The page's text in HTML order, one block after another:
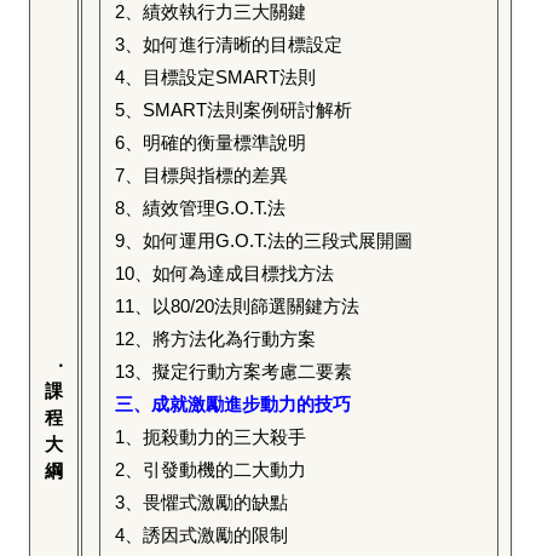
‧
課
程
大
綱
2 、績效執行力三大關鍵
3 、如何進行清晰的目標設定
4 、目標設定SMART法則
5 、SMART法則案例研討解析
6 、明確的衡量標準說明
7 、目標與指標的差異
8 、績效管理G.O.T.法
9 、如何運用G.O.T.法的三段式展開圖
10 、如何為達成目標找方法
11 、以80/20法則篩選關鍵方法
12 、將方法化為行動方案
13 、擬定行動方案考慮二要素
三、成就激勵進步動力的技巧
1 、扼殺動力的三大殺手
2 、引發動機的二大動力
3 、畏懼式激勵的缺點
4 、誘因式激勵的限制